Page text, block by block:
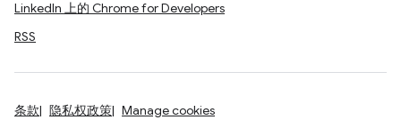
LinkedIn 上的 Chrome for Developers
RSS
条款 隐私权政策 Manage cookies